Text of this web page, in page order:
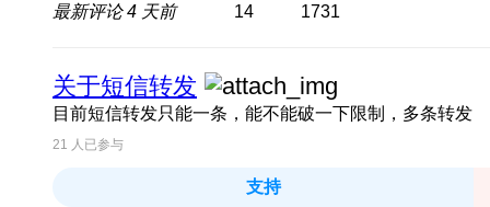
最新评论4 天前 14 1731
关于短信转发
目前短信转发只能一条，能不能破一下限制，多条转发
21 人已参与
支持